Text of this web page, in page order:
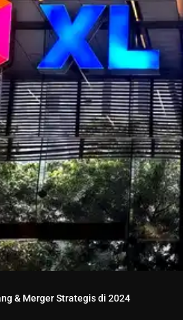
& Merger Strategis di 2024